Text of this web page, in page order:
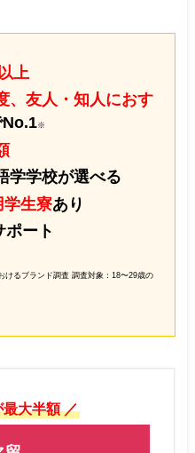
上
、友人・知人におす
※
学学校が選べる
学生寮あり
ポート
るブランド調査 調査対象：18〜29歳の
大半額 ／